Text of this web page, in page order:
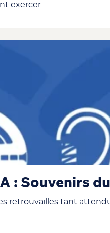
exercer.
: Souvenirs
retrouvailles tant